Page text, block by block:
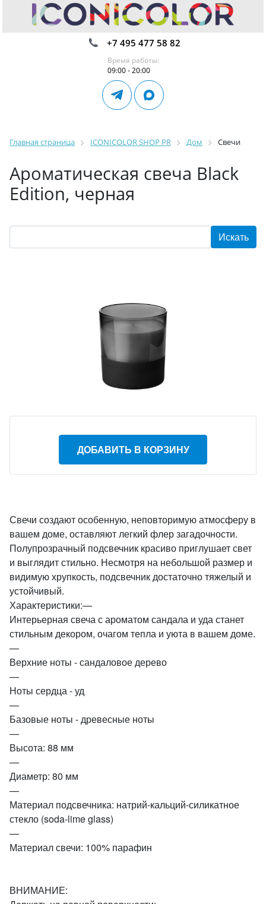
+7 495 477 58 82
Время работы:
09:00 - 20:00
Главная страница ICONICOLOR SHOP PR Дом Свечи
Ароматическая свеча Black
Edition, черная
ДОБАВИТЬ В КОРЗИНУ
Свечи создают особенную, неповторимую атмосферу в
вашем доме, оставляют легкий флер загадочности.
Полупрозрачный подсвечник красиво приглушает свет
и выглядит стильно. Несмотря на небольшой размер и
видимую хрупкость, подсвечник достаточно тяжелый и
устойчивый.
Характеристики:—
Интерьерная свеча с ароматом сандала и уда станет
стильным декором, очагом тепла и уюта в вашем доме.
—
Верхние ноты - сандаловое дерево
—
Ноты сердца - уд
—
Базовые ноты - древесные ноты
—
Высота: 88 мм
—
Диаметр: 80 мм
—
Материал подсвечника: натрий-кальций-силикатное
стекло (soda-lime glass)
—
Материал свечи: 100% парафин
ВНИМАНИЕ: